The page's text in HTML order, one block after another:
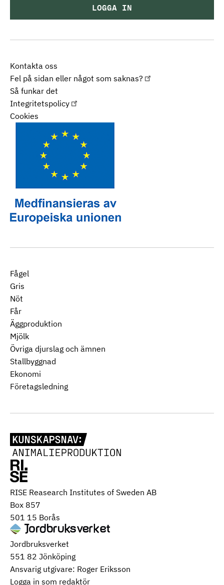
RISE Reasearch Institutes of Sweden AB
Box 857
501 15 Borås
Jordbruksverket
551 82 Jönköping
Ansvarig utgivare: Roger Eriksson
Logga in som redaktör
Fågel
Gris
Nöt
Får
Äggproduktion
Mjölk
Övriga djurslag och ämnen
Stallbyggnad
Ekonomi
Företagsledning
Kontakta oss
Fel på sidan eller något som saknas?
Så funkar det
Integritetspolicy
Cookies
LOGGA IN